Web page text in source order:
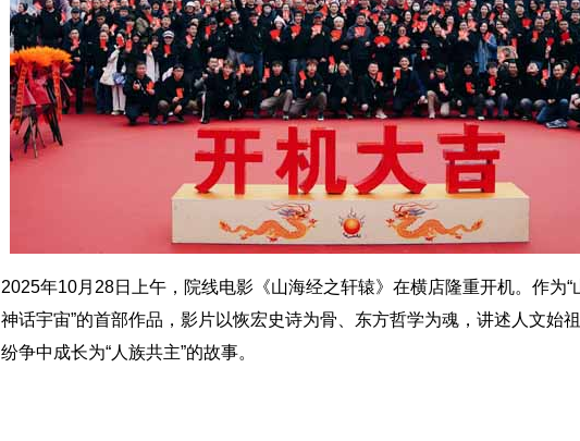
2025年10月28日上午，院线电影《山海经之轩辕》在横店隆重开机。作为“
神话宇宙”的首部作品，影片以恢宏史诗为骨、东方哲学为魂，讲述人文始
纷争中成长为“人族共主”的故事。